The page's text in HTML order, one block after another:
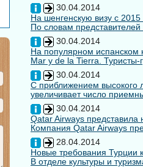
30.04.2014
На шенгенскую визу с 2015
По словам
30.04.2014
На популярном испанском
Mar y de la Tierra. Туристы-
30.04.2014
С приближением высокого
увеличивает число
30.04.2014
Qatar Airways
Компания Qatar Airways
28.04.2014
Новые требования Турции
В отделе культуры и